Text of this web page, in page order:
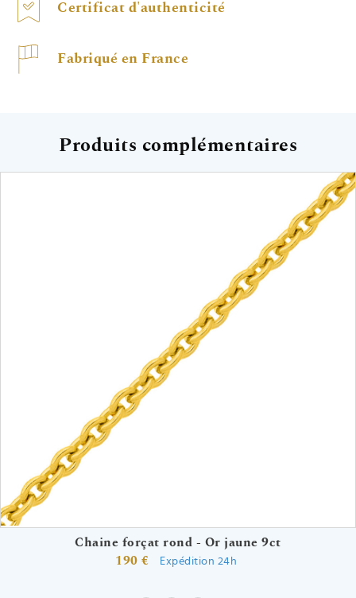
Certificat d'authenticité
Fabriqué en France
Produits complémentaires
Chaine forçat rond - Or jaune 9ct
190 €
Expédition 24h